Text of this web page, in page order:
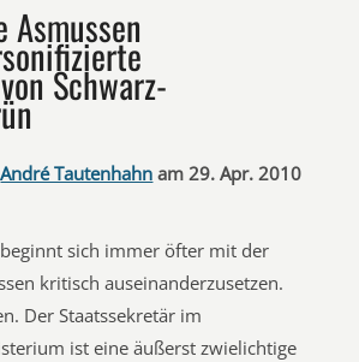
Asmussen
Schwarz-
André Tautenhahn am 29. Apr. 2010
sich immer öfter mit der
kritisch auseinanderzusetzen.
Der Staatssekretär im
ist eine äußerst zwielichtige